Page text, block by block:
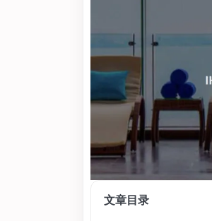
文章目录